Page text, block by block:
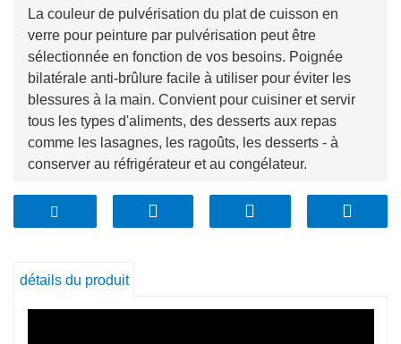
La couleur de pulvérisation du plat de cuisson en
verre pour peinture par pulvérisation peut être
sélectionnée en fonction de vos besoins. Poignée
bilatérale anti-brûlure facile à utiliser pour éviter les
blessures à la main. Convient pour cuisiner et servir
tous les types d'aliments, des desserts aux repas
comme les lasagnes, les ragoûts, les desserts - à
conserver au réfrigérateur et au congélateur.
1) Verre à haute teneur en borosilicate. Il n'absorbe
pas les odeurs, les saveurs ou les taches des
résistant aux rayures.
3) Extra résistant aux chocs thermiques, résistance à
détails du produit